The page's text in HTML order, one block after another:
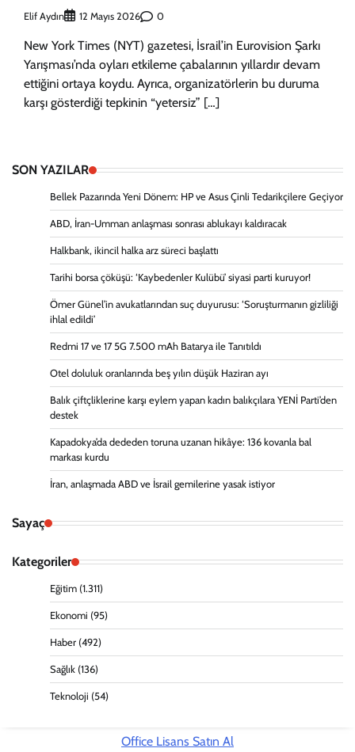
Elif Aydın 12 Mayıs 2026 0
New York Times (NYT) gazetesi, İsrail’in Eurovision Şarkı
Yarışması’nda oyları etkileme çabalarının yıllardır devam
ettiğini ortaya koydu. Ayrıca, organizatörlerin bu duruma
karşı gösterdiği tepkinin “yetersiz” […]
SON YAZILAR
Bellek Pazarında Yeni Dönem: HP ve Asus Çinli Tedarikçilere Geçiyor
ABD, İran-Umman anlaşması sonrası ablukayı kaldıracak
Halkbank, ikincil halka arz süreci başlattı
Tarihi borsa çöküşü: ‘Kaybedenler Kulübü’ siyasi parti kuruyor!
Ömer Günel’in avukatlarından suç duyurusu: ‘Soruşturmanın gizliliği
ihlal edildi’
Redmi 17 ve 17 5G 7.500 mAh Batarya ile Tanıtıldı
Otel doluluk oranlarında beş yılın düşük Haziran ayı
Balık çiftçliklerine karşı eylem yapan kadın balıkçılara YENİ Parti’den
destek
Kapadokya’da dededen toruna uzanan hikâye: 136 kovanla bal
markası kurdu
İran, anlaşmada ABD ve İsrail gemilerine yasak istiyor
Sayaç
Kategoriler
Eğitim (1.311)
Ekonomi (95)
Haber (492)
Sağlık (136)
Teknoloji (54)
Office Lisans Satın Al